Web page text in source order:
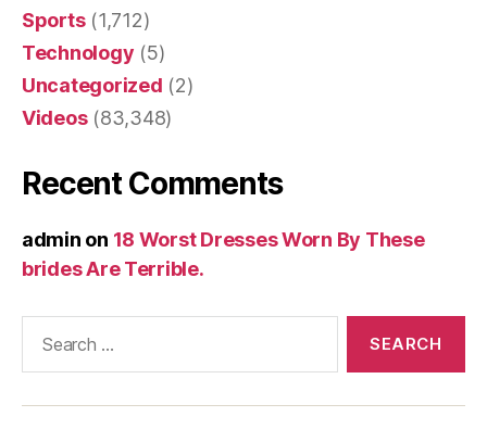
Sports(1,712)
Technology (5)
Uncategorized (2)
Videos(83,348)
Recent Comments
admin on 18 Worst Dresses Worn By These
brides Are Terrible.